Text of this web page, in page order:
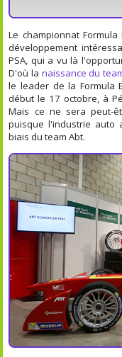
Le championnat
développement
PSA, qui a vu là
D'où la naissance du
le leader de la Formula
début le 17 octobre, à
Mais ce ne sera peut-
puisque l'industrie auto
biais du team Abt.